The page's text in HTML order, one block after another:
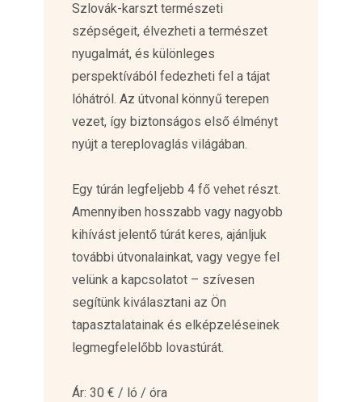
Szlovák-karszt természeti
szépségeit, élvezheti a természet
nyugalmát, és különleges
perspektívából fedezheti fel a tájat
lóhátról. Az útvonal könnyű terepen
vezet, így biztonságos első élményt
nyújt a tereplovaglás világában.
Egy túrán legfeljebb 4 fő vehet részt.
Amennyiben hosszabb vagy nagyobb
kihívást jelentő túrát keres, ajánljuk
további útvonalainkat, vagy vegye fel
velünk a kapcsolatot – szívesen
segítünk kiválasztani az Ön
tapasztalatainak és elképzeléseinek
legmegfelelőbb lovastúrát.
Ár: 30 € / ló / óra